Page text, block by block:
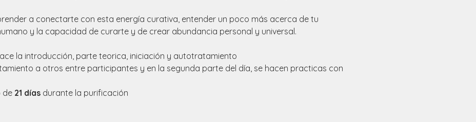
a conectarte con esta energía curativa, entender un poco más acerca de tu
y la capacidad de curarte y de crear abundancia personal y universal.
la introducción, parte teorica, iniciación y autotratamiento
a otros entre participantes y en la segunda parte del día, se hacen practicas con
de 21 días durante la purificación